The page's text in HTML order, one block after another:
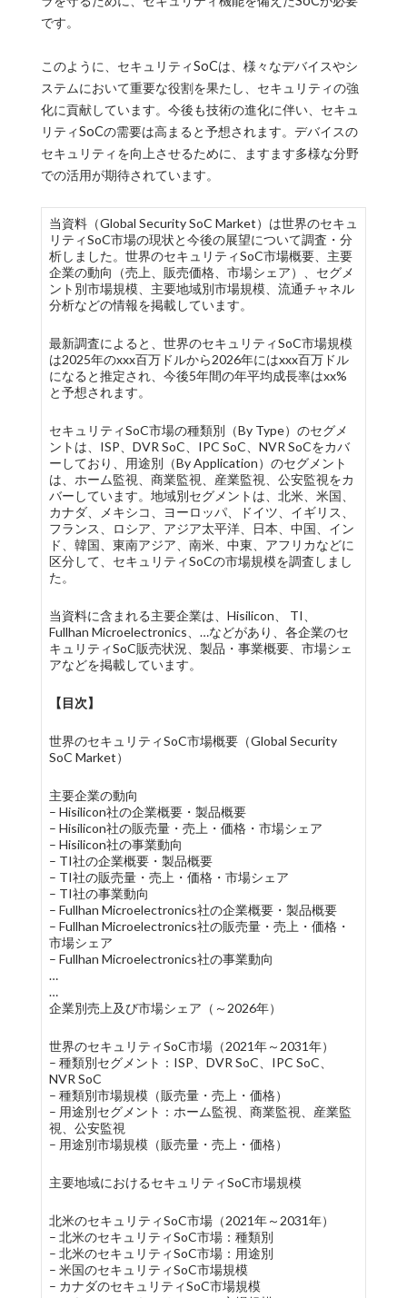
です。
このように、セキュリティSoCは、様々なデバイスやシ
ステムにおいて重要な役割を果たし、セキュリティの強
化に貢献しています。今後も技術の進化に伴い、セキュ
リティSoCの需要は高まると予想されます。デバイスの
セキュリティを向上させるために、ますます多様な分野
での活用が期待されています。
当資料（Global Security SoC Market）は世界のセキュ
リティSoC市場の現状と今後の展望について調査・分
析しました。世界のセキュリティSoC市場概要、主要
企業の動向（売上、販売価格、市場シェア）、セグメ
ント別市場規模、主要地域別市場規模、流通チャネル
分析などの情報を掲載しています。
最新調査によると、世界のセキュリティSoC市場規模
は2025年のxxx百万ドルから2026年にはxxx百万ドル
になると推定され、今後5年間の年平均成長率はxx%
と予想されます。
セキュリティSoC市場の種類別（By Type）のセグメ
ントは、ISP、DVR SoC、IPC SoC、NVR SoCをカバ
ーしており、用途別（By Application）のセグメント
は、ホーム監視、商業監視、産業監視、公安監視をカ
バーしています。地域別セグメントは、北米、米国、
カナダ、メキシコ、ヨーロッパ、ドイツ、イギリス、
フランス、ロシア、アジア太平洋、日本、中国、イン
ド、韓国、東南アジア、南米、中東、アフリカなどに
区分して、セキュリティSoCの市場規模を調査しまし
た。
当資料に含まれる主要企業は、Hisilicon、 TI、
Fullhan Microelectronics、…などがあり、各企業のセ
キュリティSoC販売状況、製品・事業概要、市場シェ
アなどを掲載しています。
【目次】
世界のセキュリティSoC市場概要（Global Security
SoC Market）
主要企業の動向
– Hisilicon社の企業概要・製品概要
– Hisilicon社の販売量・売上・価格・市場シェア
– Hisilicon社の事業動向
– TI社の企業概要・製品概要
– TI社の販売量・売上・価格・市場シェア
– TI社の事業動向
– Fullhan Microelectronics社の企業概要・製品概要
– Fullhan Microelectronics社の販売量・売上・価格・
市場シェア
– Fullhan Microelectronics社の事業動向
…
…
企業別売上及び市場シェア（～2026年）
世界のセキュリティSoC市場（2021年～2031年）
– 種類別セグメント：ISP、DVR SoC、IPC SoC、
NVR SoC
– 種類別市場規模（販売量・売上・価格）
– 用途別セグメント：ホーム監視、商業監視、産業監
視、公安監視
– 用途別市場規模（販売量・売上・価格）
主要地域におけるセキュリティSoC市場規模
北米のセキュリティSoC市場（2021年～2031年）
– 北米のセキュリティSoC市場：種類別
– 北米のセキュリティSoC市場：用途別
– 米国のセキュリティSoC市場規模
– カナダのセキュリティSoC市場規模